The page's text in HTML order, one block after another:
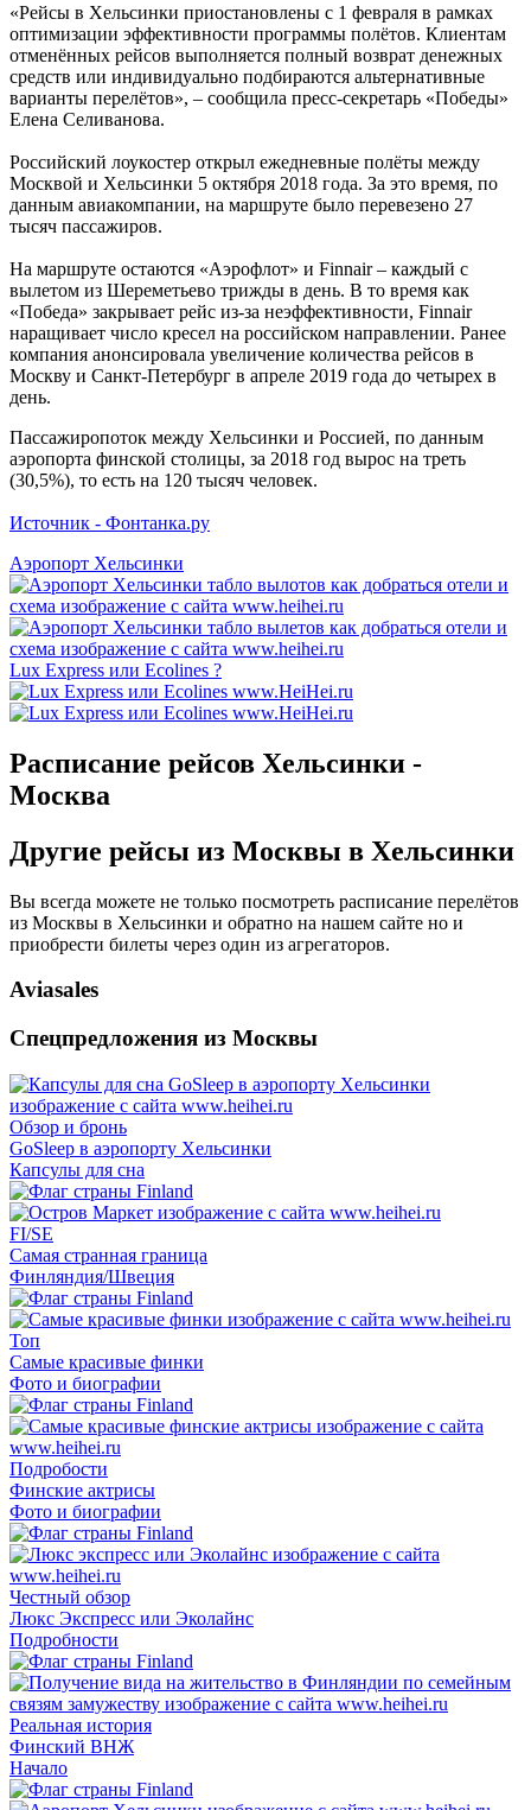
«Рейсы в Хельсинки приостановлены с 1 февраля в рамках
оптимизации эффективности программы полётов. Клиентам
отменённых рейсов выполняется полный возврат денежных
средств или индивидуально подбираются альтернативные
варианты перелётов», – сообщила пресс-секретарь «Победы»
Елена Селиванова.
Российский лоукостер открыл ежедневные полёты между
Москвой и Хельсинки 5 октября 2018 года. За это время, по
данным авиакомпании, на маршруте было перевезено 27
тысяч пассажиров.
На маршруте остаются «Аэрофлот» и Finnair – каждый с
вылетом из Шереметьево трижды в день. В то время как
«Победа» закрывает рейс из-за неэффективности, Finnair
наращивает число кресел на российском направлении. Ранее
компания анонсировала увеличение количества рейсов в
Москву и Санкт-Петербург в апреле 2019 года до четырех в
день.
Пассажиропоток между Хельсинки и Россией, по данным
аэропорта финской столицы, за 2018 год вырос на треть
(30,5%), то есть на 120 тысяч человек.
Источник - Фонтанка.ру
Аэропорт Хельсинки
Lux Express или Ecolines ?
Расписание рейсов Хельсинки -
Москва
Другие рейсы из Москвы в Хельсинки
Вы всегда можете не только посмотреть расписание перелётов
из Москвы в Хельсинки и обратно на нашем сайте но и
приобрести билеты через один из агрегаторов.
Aviasales
Спецпредложения из Москвы
Обзор и бронь
GoSleep в аэропорту Хельсинки
Капсулы для сна
FI/SE
Самая странная граница
Финляндия/Швеция
Топ
Самые красивые финки
Фото и биографии
Подробости
Финские актрисы
Фото и биографии
Честный обзор
Люкс Экспресс или Эколайнс
Подробности
Реальная история
Финский ВНЖ
Начало